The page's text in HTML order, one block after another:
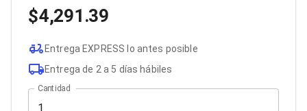
Adaptadores Audio USB
Dispositivos de Entrada
Mousepads
Teclados
Teclados Numéricos
Controles de Juego para PC
Servidores
4,291.39
Entrega EXPRESS lo antes posible
Entrega de 2 a 5 días hábiles
Cantidad